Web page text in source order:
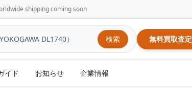
shipping coming soon
検索 無料買取査定
イド お知らせ 企業情報